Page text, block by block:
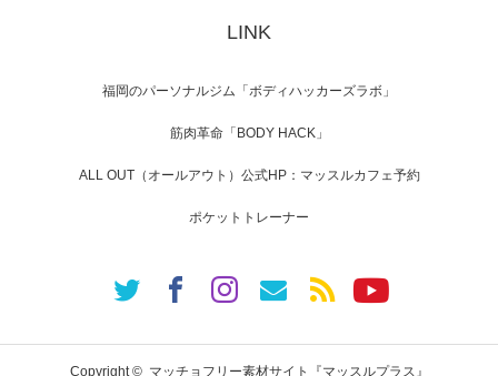
「ねとらぼ」さんに…
LINK
福岡のパーソナルジム「ボディハッカーズラボ」
筋肉革命「BODY HACK」
ALL OUT（オールアウト）公式HP：マッスルカフェ予約
ポケットトレーナー
Copyright © マッチョフリー素材サイト『マッスルプラス』